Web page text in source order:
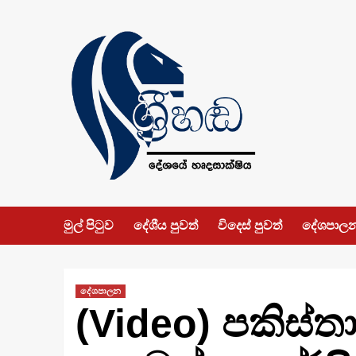
මුල් පිටුව දේශීය පුවත් විදෙස් පුවත්
දේශපාලන
(Video)